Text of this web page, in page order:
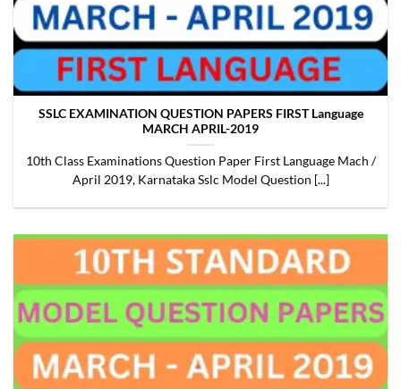
SSLC EXAMINATION QUESTION PAPERS FIRST Language
MARCH APRIL-2019
10th Class Examinations Question Paper First Language Mach /
April 2019, Karnataka Sslc Model Question [...]